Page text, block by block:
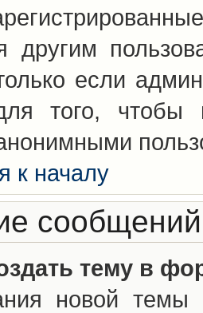
другим
если
того, чтобы
к началу
сообщений
тему в
новой темы